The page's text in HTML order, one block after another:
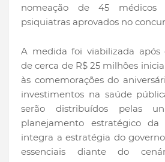
nomeação de 45 médicos
psiquiatras aprovados no
A medida foi viabilizada após
de cerca de R$ 25 milhões
às comemorações do
investimentos na saúde
serão distribuídos pelas
planejamento estratégico
integra a estratégia do
essenciais diante do